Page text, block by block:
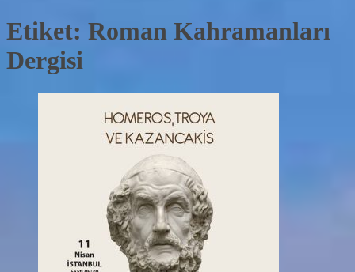
Etiket: Roman Kahramanları
Dergisi